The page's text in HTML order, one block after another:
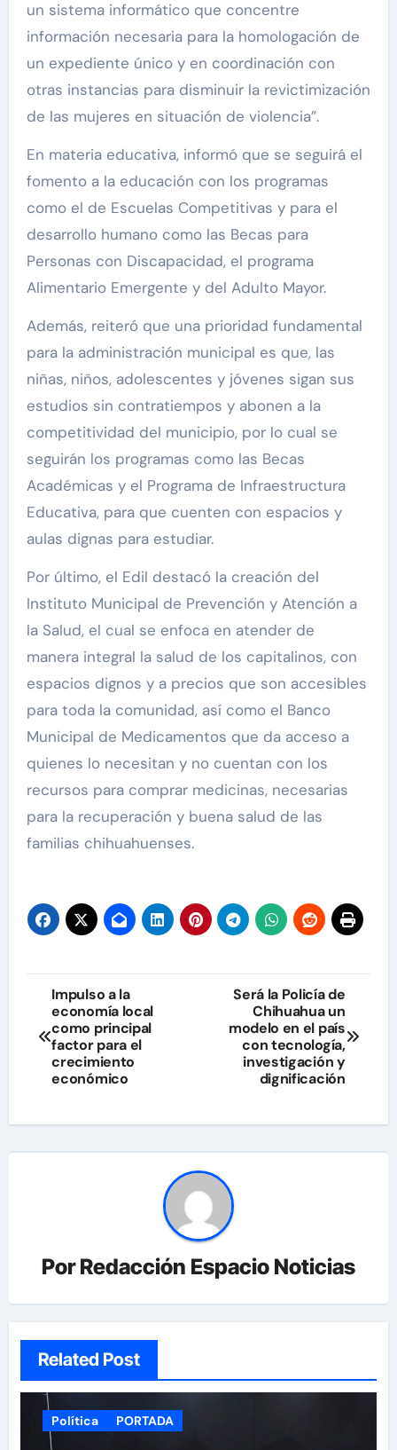
un sistema informático que concentre
información necesaria para la homologación de
un expediente único y en coordinación con
otras instancias para disminuir la revictimización
de las mujeres en situación de violencia”.
En materia educativa, informó que se seguirá el
fomento a la educación con los programas
como el de Escuelas Competitivas y para el
desarrollo humano como las Becas para
Personas con Discapacidad, el programa
Alimentario Emergente y del Adulto Mayor.
Además, reiteró que una prioridad fundamental
para la administración municipal es que, las
niñas, niños, adolescentes y jóvenes sigan sus
estudios sin contratiempos y abonen a la
competitividad del municipio, por lo cual se
seguirán los programas como las Becas
Académicas y el Programa de Infraestructura
Educativa, para que cuenten con espacios y
aulas dignas para estudiar.
Por último, el Edil destacó la creación del
Instituto Municipal de Prevención y Atención a
la Salud, el cual se enfoca en atender de
manera integral la salud de los capitalinos, con
espacios dignos y a precios que son accesibles
para toda la comunidad, así como el Banco
Municipal de Medicamentos que da acceso a
quienes lo necesitan y no cuentan con los
recursos para comprar medicinas, necesarias
para la recuperación y buena salud de las
familias chihuahuenses.
Navegación
de
entradas
Impulso a la
economía local
como principal
factor para el
crecimiento
económico
Será la Policía de
Chihuahua un
modelo en el país
con tecnología,
investigación y
dignificación
PorRedacción Espacio Noticias
Related Post
Política PORTADA